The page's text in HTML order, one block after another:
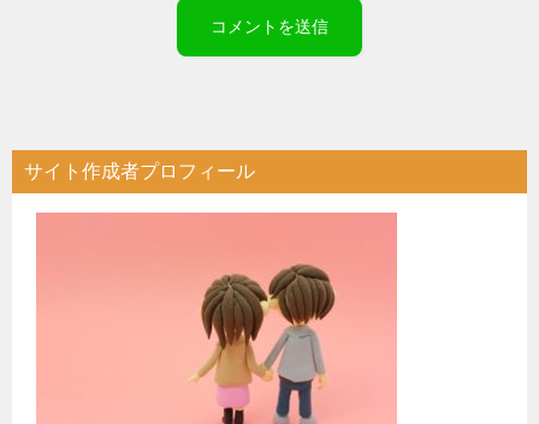
サイト作成者プロフィール